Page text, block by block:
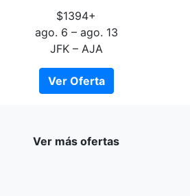
$1394+
ago. 6 – ago. 13
JFK – AJA
Ver Oferta
Ver más ofertas